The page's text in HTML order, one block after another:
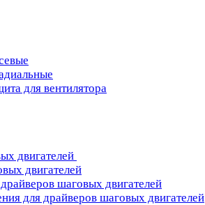
для вентилятора
двигателей
двигателей
шаговых двигателей
для драйверов шаговых двигателей